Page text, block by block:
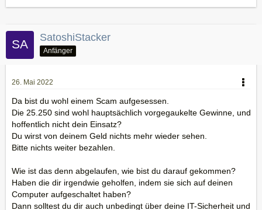
SatoshiStacker
Anfänger
26. Mai 2022
Da bist du wohl einem Scam aufgesessen.
Die 25.250 sind wohl hauptsächlich vorgegaukelte Gewinne, und
hoffentlich nicht dein Einsatz?
Du wirst von deinem Geld nichts mehr wieder sehen.
Bitte nichts weiter bezahlen.
Wie ist das denn abgelaufen, wie bist du darauf gekommen?
Haben die dir irgendwie geholfen, indem sie sich auf deinen
Computer aufgeschaltet haben?
Dann solltest du dir auch unbedingt über deine IT-Sicherheit und